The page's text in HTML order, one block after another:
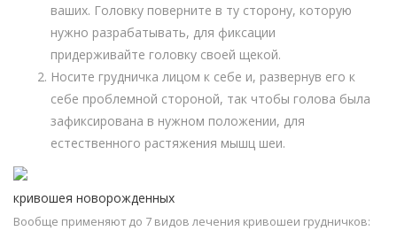
ваших. Головку поверните в ту сторону, которую
нужно разрабатывать, для фиксации
придерживайте головку своей щекой.
Носите грудничка лицом к себе и, развернув его к
себе проблемной стороной, так чтобы голова была
зафиксирована в нужном положении, для
естественного растяжения мышц шеи.
кривошея новорожденных
Вообще применяют до 7 видов лечения кривошеи грудничков: